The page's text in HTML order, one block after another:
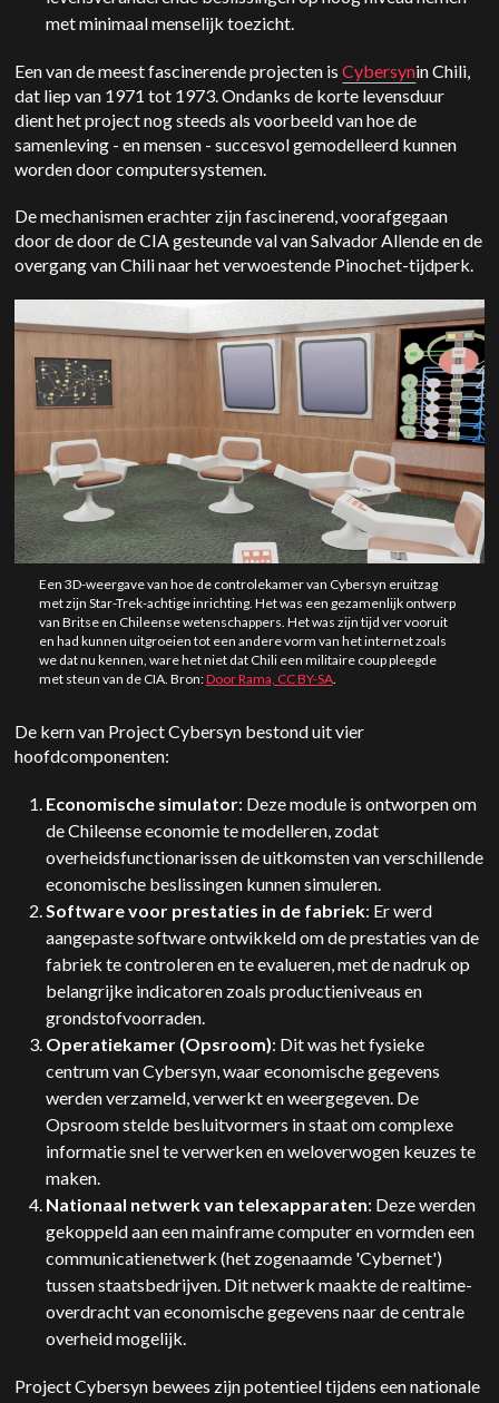
met minimaal menselijk toezicht.
Een van de meest fascinerende projecten isCybersynin Chili,
dat liep van 1971 tot 1973. Ondanks de korte levensduur
dient het project nog steeds als voorbeeld van hoe de
samenleving - en mensen - succesvol gemodelleerd kunnen
worden door computersystemen.
De mechanismen erachter zijn fascinerend, voorafgegaan
door de door de CIA gesteunde val van Salvador Allende en de
overgang van Chili naar het verwoestende Pinochet-tijdperk.
Een 3D-weergave van hoe de controlekamer van Cybersyn eruitzag
met zijn Star-Trek-achtige inrichting. Het was een gezamenlijk ontwerp
van Britse en Chileense wetenschappers. Het was zijn tijd ver vooruit
en had kunnen uitgroeien tot een andere vorm van het internet zoals
we dat nu kennen, ware het niet dat Chili een militaire coup pleegde
met steun van de CIA. Bron:Door Rama, CC BY-SA.
De kern van Project Cybersyn bestond uit vier
hoofdcomponenten:
Economische simulator: Deze module is ontworpen om
de Chileense economie te modelleren, zodat
overheidsfunctionarissen de uitkomsten van verschillende
economische beslissingen kunnen simuleren.
Software voor prestaties in de fabriek: Er werd
aangepaste software ontwikkeld om de prestaties van de
fabriek te controleren en te evalueren, met de nadruk op
belangrijke indicatoren zoals productieniveaus en
grondstofvoorraden.
Operatiekamer (Opsroom): Dit was het fysieke
centrum van Cybersyn, waar economische gegevens
werden verzameld, verwerkt en weergegeven. De
Opsroom stelde besluitvormers in staat om complexe
informatie snel te verwerken en weloverwogen keuzes te
maken.
Nationaal netwerk van telexapparaten: Deze werden
gekoppeld aan een mainframe computer en vormden een
communicatienetwerk (het zogenaamde 'Cybernet')
tussen staatsbedrijven. Dit netwerk maakte de realtime-
overdracht van economische gegevens naar de centrale
overheid mogelijk.
Project Cybersyn bewees zijn potentieel tijdens een nationale